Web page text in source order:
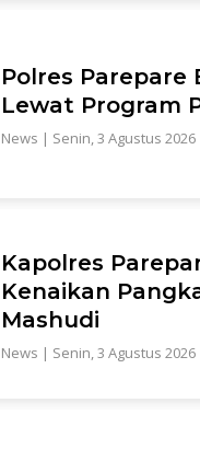
Polres Parepare
Lewat Program
News | Senin, 3 Agustus 2026
Kapolres
Kenaikan
Mashudi
News | Senin, 3 Agustus 2026